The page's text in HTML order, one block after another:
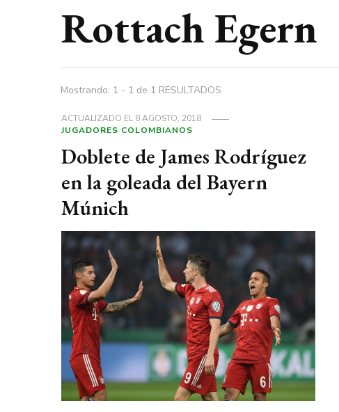
Rottach Egern
Mostrando: 1 - 1 de 1 RESULTADOS
ACTUALIZADO EL8 AGOSTO, 2018
JUGADORES COLOMBIANOS
Doblete de James Rodríguez
en la goleada del Bayern
Múnich